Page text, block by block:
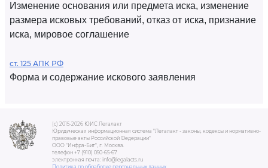
Изменение основания или предмета иска, изменение
размера исковых требований, отказ от иска, признание
иска, мировое соглашение
ст. 125 АПК РФ
Форма и содержание искового заявления
(c) 2015-2026 ЮИС Легалакт
Юридическая информационная система "Легалакт - законы, кодексы и нормативно-
правовые акты Российской Федерации"
ООО "Инфра-Бит", г. Москва.
телефон +7 (910) 050-65-67
электронная почта: info@legalacts.ru
Политика по обработке персональных данных